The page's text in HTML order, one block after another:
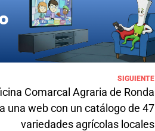
SIGUIENTE
Comarcal Agraria de Ronda
una web con un catálogo de 47
variedades agrícolas locales